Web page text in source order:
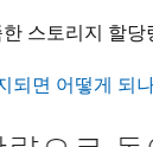
스토리지 할
되면 어떻게 되